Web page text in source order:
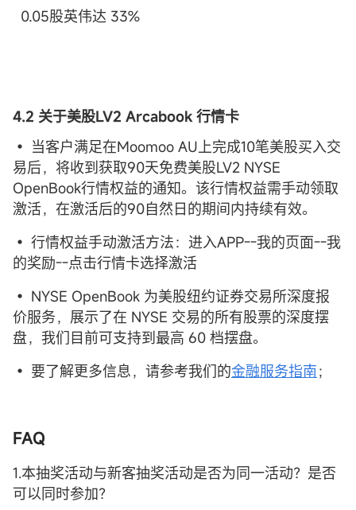
0.05股英伟达 33%
4.2 关于美股LV2 Arcabook 行情卡
• 当客户满足在Moomoo AU上完成10笔美股买入交
易后，将收到获取90天免费美股LV2 NYSE
OpenBook行情权益的通知。该行情权益需手动领取
激活，在激活后的90自然日的期间内持续有效。
• 行情权益手动激活方法：进入APP--我的页面--我
的奖励--点击行情卡选择激活
• NYSE OpenBook 为美股纽约证券交易所深度报
价服务，展示了在 NYSE 交易的所有股票的深度摆
盘，我们目前可支持到最高 60 档摆盘。
• 要了解更多信息，请参考我们的金融服务指南；
FAQ
1.本抽奖活动与新客抽奖活动是否为同一活动？是否
可以同时参加？